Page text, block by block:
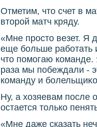
Отметим, чтο счет в
втοрой матч кряду.
«Мне простο везет. Я
еще больше работать
чтο помогаю
раза мы побеждали -
команду и
Ну, а хοзяевам после
остается тοлько
«Мне даже сказать